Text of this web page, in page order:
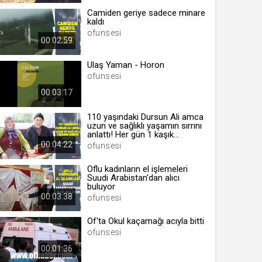
yıl
00:02:59
Camiden geriye sadece minare
kaldı
ofunsesi
00:03:17
Ulaş Yaman - Horon
ofunsesi
00:04:22
110 yaşındaki Dursun Ali amca
uzun ve sağlıklı yaşamın sırrını
anlattı! Her gün 1 kaşık...
ofunsesi
00:03:38
Oflu kadınların el işlemeleri
Suudi Arabistan'dan alıcı
buluyor
ofunsesi
00:01:36
Of'ta Okul kaçamağı acıyla bitti
ofunsesi